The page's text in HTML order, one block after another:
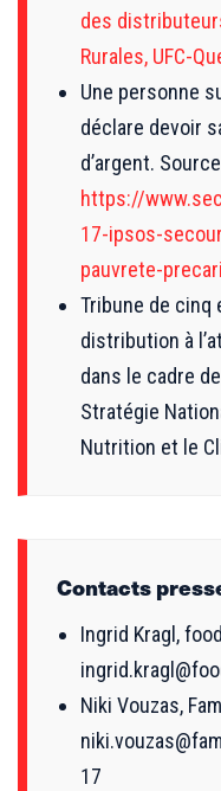
des
Rurales, UFC-
Une personne
déclare devoir
d’argent.
https://
17-ipsos-
pauvrete-
Tribune de cinq
distribution à
dans le cadre
Stratégie
Nutrition et le
Contacts
Ingrid Kragl,
Niki Vouzas,
17